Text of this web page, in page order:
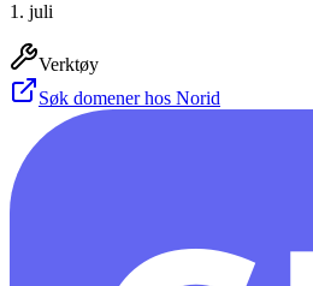
1. juli
Verktøy
Søk domener hos Norid